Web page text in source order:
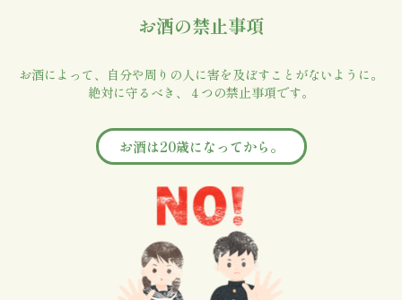
お酒の禁止事項
お酒によって、自分や周りの人に害を及ぼすことがないように。
絶対に守るべき、４つの禁止事項です。
お酒は20歳になってから。